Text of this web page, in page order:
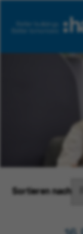
Sortieren nach